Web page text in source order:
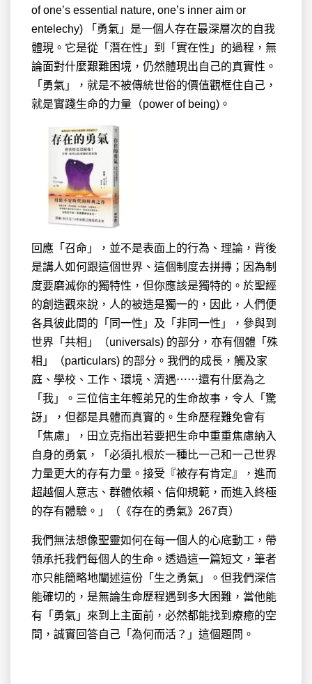
of one’s essential nature, one’s inner aim or
entelechy) 「勇氣」是一個人存在最深層次的自我
體現。它是從「潛在性」到「實在性」的過程，無
論面對什麼艱難困境，仍然體現出自己的真實性。
「勇氣」，就是不被傳統世俗的價值觀框住自己，
就是實踐生命的力量（power of being)。
回應「召命」，並不是表面上的行為、理論，背後
是講人如何跟這個世界、這個制度去拼摶；因為制
度要磨滅你的獨特性，但你應該是獨特的。於聖經
的創造觀來說，人的被造是獨一的，因此，人們便
各具彼此間的「同一性」及「非同一性」，參與到
世界「共相」（universals) 的部分，亦有個體「殊
相」（particulars) 的部分。我們的成長，觸及家
庭、學校、工作、環境、濟遇⋯⋯還有什麼為之
「我」。三位信主年輕弟兄的生命故事，令人「驚
訝」，但都是具體而真實的。生命歷程難免會有
「焦慮」，田立克指出若要把生命中重重焦慮納入
自身的勇氣，「必須扎根於一種比一己和一己世界
力量更大的存有力量。接受『被存有肯定』，進而
超越個人意志、群體依賴、信仰規範，而進入終極
的存有體驗。」（《存在的勇氣》267頁）
我們無法想像聖靈如何在每一個人的心底動工，帶
領承托我們每個人的生命。透過這一篇短文，筆者
亦只能簡略地闡述這份「生之勇氣」。但我們深信
能確切的，是無論生命歷程遇到多大困難，當他能
有「勇氣」來到上主面前，必然都能找到療癒的空
間，誠實回答自己「為何而活？」這個題問。